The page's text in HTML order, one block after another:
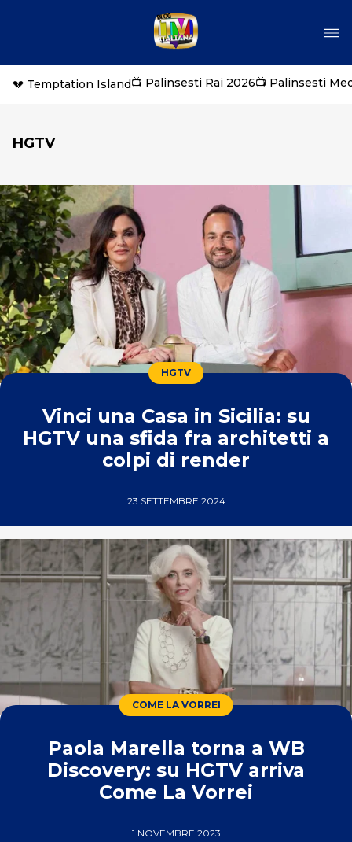
💔 Temptation Island📺 Palinsesti Rai 2026📺 Palinsesti
HGTV
HGTV
Vinci una Casa in Sicilia: su
HGTV una sfida fra architetti a
colpi di render
23 SETTEMBRE 2024
COME LA VORREI
Paola Marella torna a WB
Discovery: su HGTV arriva
Come La Vorrei
1 NOVEMBRE 2023